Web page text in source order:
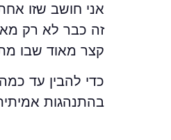
זה כבר לא רק
קצר מאוד שבו
כדי להבין עד
בהתנהגות